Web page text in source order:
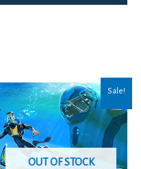
Sale!
OUT OF STOCK